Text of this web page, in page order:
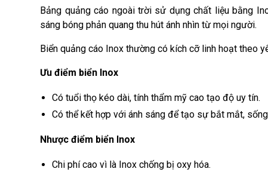
Bảng quảng cáo ngoài trời sử dụng chất liệu bằng
sáng bóng phản quang thu hút ánh nhìn từ mọi người.
Biển quảng cáo Inox thường có kích cỡ linh hoạt theo
Ưu điểm biển Inox
Có tuổi thọ kéo dài, tính thẩm mỹ cao tạo độ uy tín.
Có thể kết hợp với ánh sáng để tạo sự bắt mắt,
Nhược điểm biển Inox
Chi phí cao vì là Inox chống bị oxy hóa.